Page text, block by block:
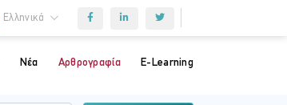
Ελληνικά
Νέα Αρθρογραφία E-Learning